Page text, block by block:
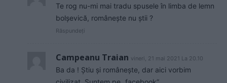
Te rog nu-mi mai tradu spusele în limba de lemn
bolșevică, românește nu știi ?
Răspundeți
Campeanu Traian vineri, 21 mai 2021 La 20.10
Ba da ! Știu și românește, dar aici vorbim